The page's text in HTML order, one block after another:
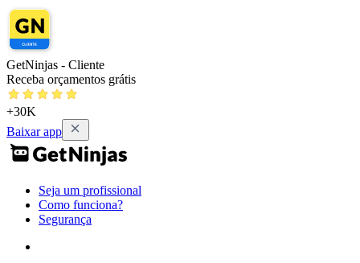
GetNinjas - Cliente
Receba orçamentos grátis
+30K
Baixar app
Seja um profissional
Como funciona?
Segurança